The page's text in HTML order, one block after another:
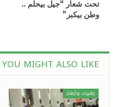
تحت شعار “جيل بيحلم ..
وطن بيكبر”
YOU MIGHT ALSO LIKE
زهيرات وأزهار